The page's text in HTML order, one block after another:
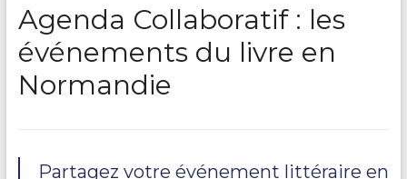
Agenda Collaboratif : les
événements du livre en
Normandie
Partagez votre événement littéraire en